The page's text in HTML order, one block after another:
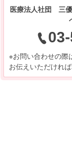
医療法人社団 三
※お問い合わせの際
お伝えいただければ